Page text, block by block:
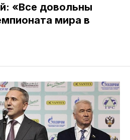
«Все довольны
мира в